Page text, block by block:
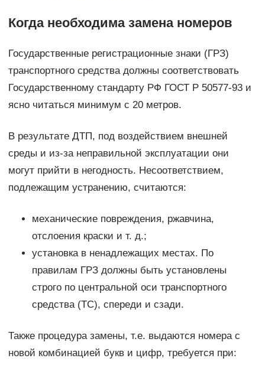
Когда необходима замена номеров
Государственные регистрационные знаки (ГРЗ)
транспортного средства должны соответствовать
Государственному стандарту РФ ГОСТ Р 50577-93 и
ясно читаться минимум с 20 метров.
В результате ДТП, под воздействием внешней
среды и из-за неправильной эксплуатации они
могут прийти в негодность. Несоответствием,
подлежащим устранению, считаются:
механические повреждения, ржавчина,
отслоения краски и т. д.;
установка в ненадлежащих местах. По
правилам ГРЗ должны быть установлены
строго по центральной оси транспортного
средства (ТС), спереди и сзади.
Также процедура замены, т.е. выдаются номера с
новой комбинацией букв и цифр, требуется при: